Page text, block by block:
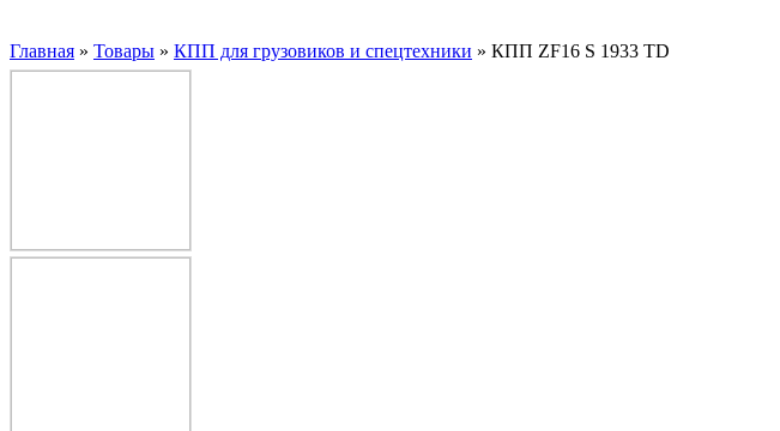
Главная » Товары » КПП для грузовиков и спецтехники » КПП ZF16 S 1933 TD